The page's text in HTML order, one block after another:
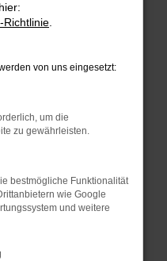
ERROR
dir helfen können:
und deine
zum Beispiel
wie Werbeblocker,
Seiten
in einem privaten
Richtlinie
von uns eingesetzt:
um die
zu gewährleisten.
bestmögliche Funktionalität
wie Google
und weitere